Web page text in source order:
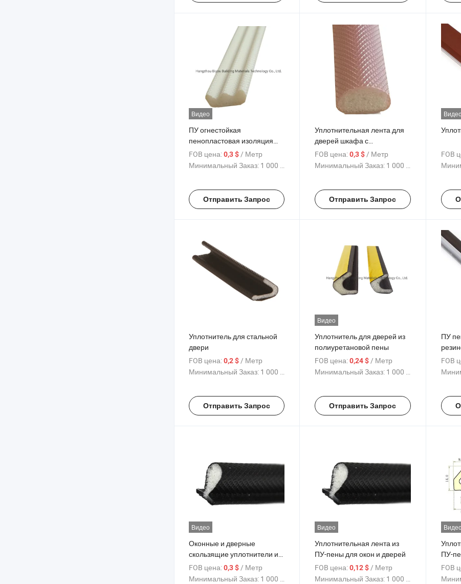
Видео
ПУ огнестойкая
пенопластовая изоляция
уплотнительная лента для
дверей
FOB цена:0,3 $/ Метр
Минимальный Заказ: 1 000 Метр
Отправить Запрос
Уплотнительная лента для
дверей шкафа с
уменьшением шума из ПУ
FOB цена: 0,3 $ / Метр
Минимальный Заказ: 1 000 Метр
Отправить Запрос
Видео
FOB
Уплотнитель для стальной
двери
FOB цена:0,2 $/ Метр
Минимальный Заказ: 1 000 Метр
Отправить Запрос
Видео
Уплотнитель для дверей из
полиуретановой пены
FOB цена: 0,24 $/ Метр
Минимальный Заказ: 1 000 Метр
Отправить Запрос
ПУ
FOB
Видео
Оконные и дверные
скользящие уплотнители из
ПУ-пены
FOB цена:0,3 $ / Метр
Минимальный Заказ: 1 000 Метр
Видео
Уплотнительная лента из
ПУ-пены для окон и дверей
FOB цена: 0,12 $ / Метр
Минимальный Заказ: 1 000 Метр
Видео
ПУ-
FOB